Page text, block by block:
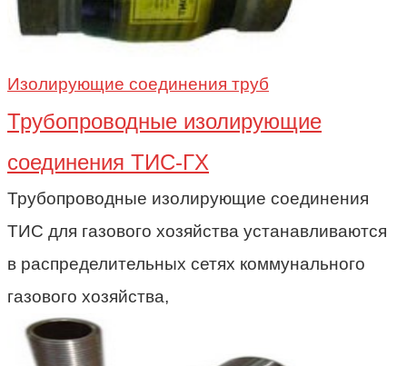
Изолирующие соединения труб
Трубопроводные изолирующие
соединения ТИС-ГХ
Трубопроводные изолирующие соединения
ТИС для газового хозяйства устанавливаются
в распределительных сетях коммунального
газового хозяйства,